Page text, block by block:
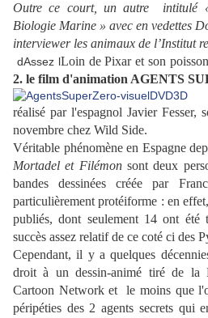
Outre ce court, un autre intitulé
Biologie Marine » avec en vedettes
interviewer les animaux de l’Institut
dAssez lLoin de Pixar et son
2. le film d'animation AGENTS
réalisé par l'espagnol Javier
novembre chez Wild Side.
Véritable phénomène en Espagne
Mortadel et Filémonsont deux
bandes dessinées créée par
particulièrement protéiforme : en
publiés, dont seulement 14 ont été
succès assez relatif de ce coté ci des
Cependant, il y a quelques
droit à un dessin-animé tiré de
Cartoon Network et le moins que
péripéties des 2 agents secrets qui